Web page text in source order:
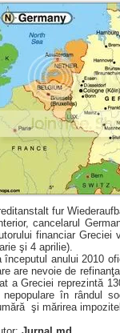
fur
cancelarul
financiar Greciei
şi 4 aprilie).
începutul anului 2010
are nevoie de
a Greciei reprezintă
în rândul
şi mărirea